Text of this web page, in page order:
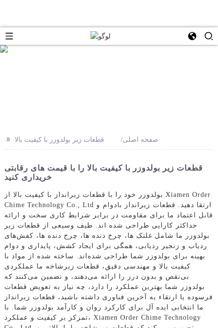
>> صفحه اصلی قطعات زیر بولدوزر با کیفیت بالا
قطعات زیر بولدوزر با کیفیت بالا را با قیمت های رقابتی
خریداری کنید
بولدوزر خود را با قطعات زیرانداز با کیفیت بالا از Xiamen Order
Chime Technology Co., Ltd ارتقا دهید. قطعات زیرانداز بادوام و
قابل اعتماد ما برای مقاومت در برابر شرایط کاری سخت و ارائه
حداکثر کارایی طراحی شده اند. طیف وسیعی از قطعات زیر
بولدوزر ما شامل غلتک ها، چرخ دنده ها، چرخ دنده ها، کفش‌های
ردیاب و زنجیر ردیابی، همگی برای ایجاد کشش، پایداری و دوام
بهینه برای بولدوزر شما طراحی شده‌اند. ساخته شده از مواد با
کیفیت بالا و مهندسی دقیق، قطعات زیرشاخه ما عملکردی
بی‌نقص و بدون درز را ارائه می‌دهند، و تضمین می‌کنند که
بولدوزر شما بهترین عملکرد را دارد، چه نیاز به تعویض قطعات
فرسوده یا ارتقاء به آخرین فناوری داشته باشید، قطعات زیرانداز
ما انتخابی ایده آل برای کارکرد روان و کارآمد بولدوزر شما. با
تمرکز بر کیفیت و عملکرد، Xiamen Order Chime Technology